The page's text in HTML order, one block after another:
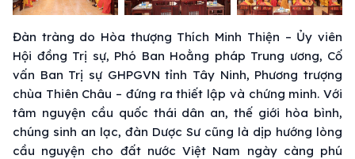
Đàn tràng do Hòa thượng Thích Minh Thiện – Ủy viên
Hội đồng Trị sự, Phó Ban Hoằng pháp Trung ương, Cố
vấn Ban Trị sự GHPGVN tỉnh Tây Ninh, Phương trượng
chùa Thiên Châu – đứng ra thiết lập và chứng minh. Với
tâm nguyện cầu quốc thái dân an, thế giới hòa bình,
chúng sinh an lạc, đàn Dược Sư cũng là dịp hướng lòng
cầu nguyện cho đất nước Việt Nam ngày càng phú